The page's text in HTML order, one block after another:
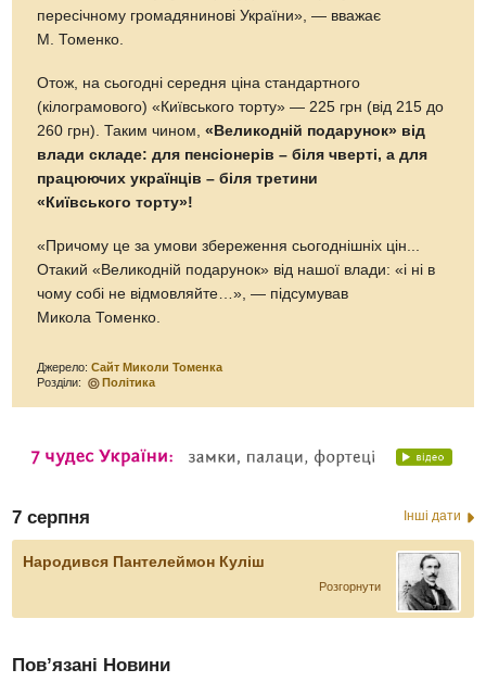
пересічному громадянинові України», — вважає
М. Томенко.
Отож, на сьогодні середня ціна стандартного
(кілограмового) «Київського торту» — 225 грн (від 215 до
260 грн). Таким чином,«Великодній подарунок» від
влади складе: для пенсіонерів – біля чверті, а для
працюючих українців – біля третини
«Київського торту»!
«Причому це за умови збереження сьогоднішніх цін...
Отакий «Великодній подарунок» від нашої влади: «і ні в
чому собі не відмовляйте…», — підсумував
Микола Томенко.
Джерело:Сайт Миколи Томенка
Розділи:
Політика
7 серпня Інші дати
Народився Пантелеймон Куліш
Розгорнути
Пов’язані Новини